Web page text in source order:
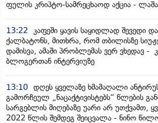
ფულის კრიპტო-სამრეცხაოდ აქცია -
13:22
კაფეში ყავის საყიდლად შევედი
ქალბატონს, მითხრა, რომ თბილისზე
დამისვა, ამაში პრობლემას ვერ ვხედავ -
ბლოგერთან ინტერვიუზე
13:10 დღეს ყველაზე ხმამაღალი
გამორჩეულ „ნაცაქტივისტებს“ წლების
სარგებლის მიღებაზე უარი არ
2022 წლის შემდეგ შეიცვალა - ნინო